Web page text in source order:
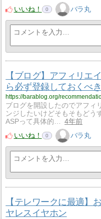
いいね！
0 バラ丸
【ブログ】アフィリエ
ら必ず登録しておくべ
https://barablog.org/
ブログを開設したのでアフィ
ンジしたいけどそもそもどう
ASPって具体的…
4年前
いいね！
0 バラ丸
【テレワークに最適】
ヤレスイヤホン